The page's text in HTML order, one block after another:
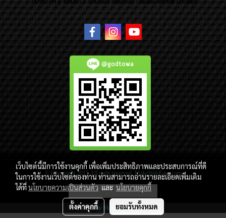
TOYOTA ( โตโยต้า ) รถนำเข้า อัลพาร์ด เวลไฟร์ เลกซัส มาเจสตี้
@godtowa
© Copyright 2015 All right reserved. MakeWebEasy.com
ผู้เข้าชมวันนี้ 4,175
Powered by MakeWebEasy.com
เว็บไซต์นี้มีการใช้งานคุกกี้ เพื่อเพิ่มประสิทธิภาพและประสบการณ์ที่ดี
ในการใช้งานเว็บไซต์ของท่าน ท่านสามารถอ่านรายละเอียดเพิ่มเติม
ได้ที่นโยบายความเป็นส่วนตัวและนโยบายคุกกี้
ตั้งค่าคุกกี้ ยอมรับทั้งหมด